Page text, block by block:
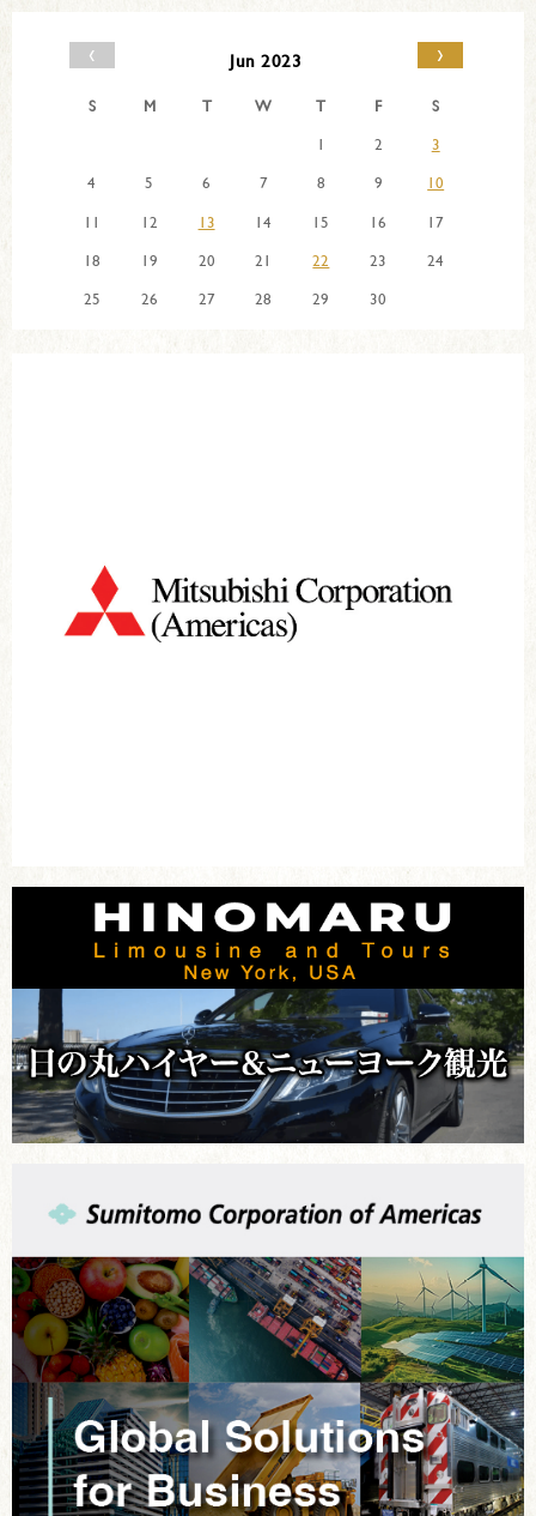
‹ Jun 2023 ›
S M T W T F
S
1
2
3
4
5 6 7 8 9
10
11
12 13 14 15 16
17
18
19 20 21 22 23
24
25
26 27 28 29 30